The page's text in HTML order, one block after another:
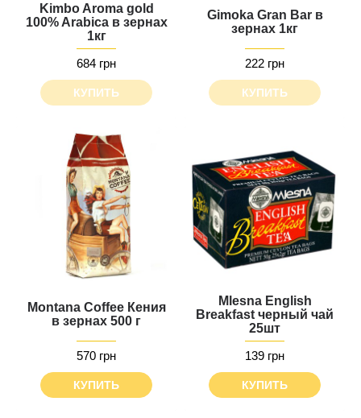
Kimbo Aroma gold
100% Arabica в зернах
1кг
684 грн
КУПИТЬ
Gimoka Gran Bar в
зернах 1кг
222 грн
КУПИТЬ
Montana Coffee Кения
в зернах 500 г
570 грн
КУПИТЬ
Mlesna English
Breakfast черный чай
25шт
139 грн
КУПИТЬ